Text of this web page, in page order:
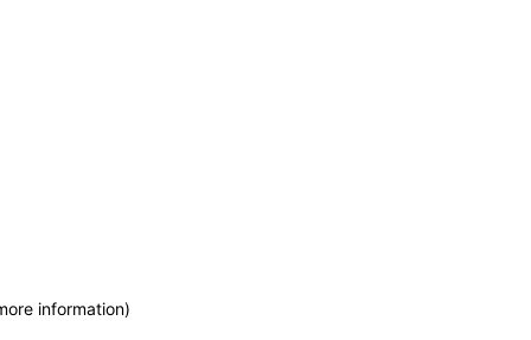
information)